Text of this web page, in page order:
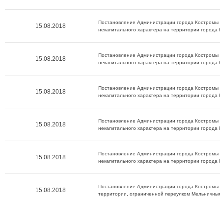
15.08.2018
Постановление Администрации города
некапитального характера на территории
15.08.2018
Постановление Администрации города
некапитального характера на территории
15.08.2018
Постановление Администрации города
некапитального характера на территории
15.08.2018
Постановление Администрации города
некапитального характера на территории
15.08.2018
Постановление Администрации города
некапитального характера на территории
15.08.2018
Постановление Администрации города
территории, ограниченной переулком